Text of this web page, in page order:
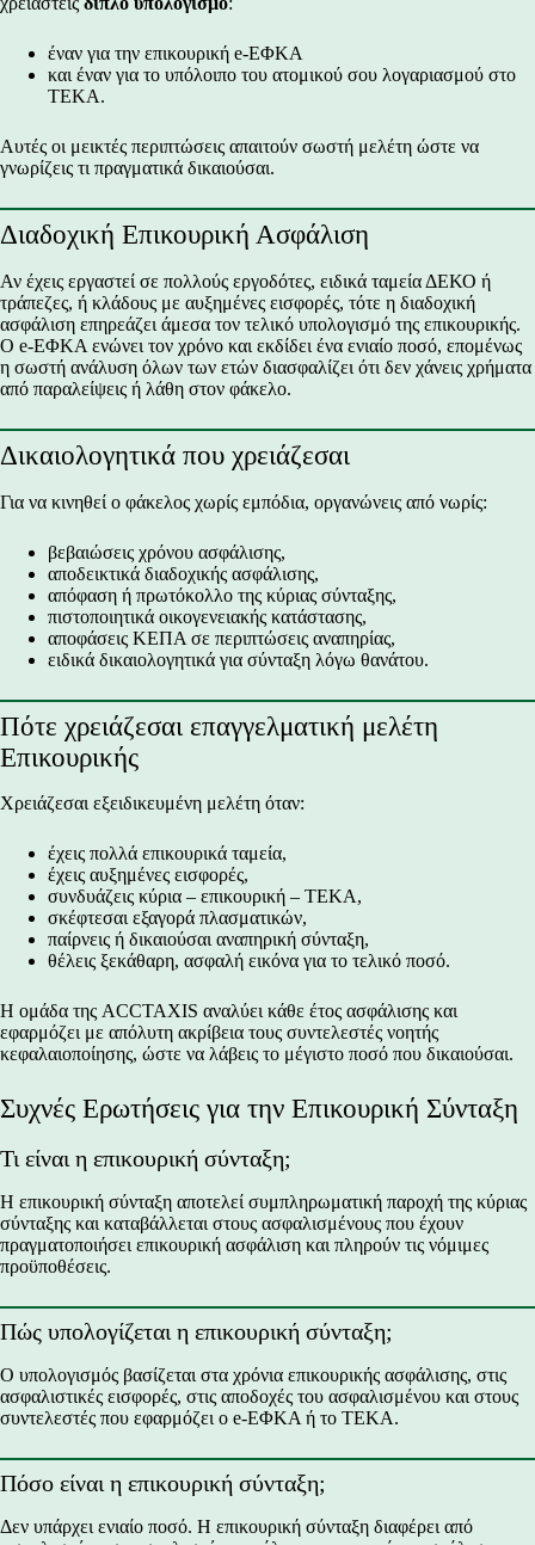
έναν για την επικουρική e-ΕΦΚΑ
και έναν για το υπόλοιπο του ατομικού σου λογαριασμού στο
ΤΕΚΑ.
Αυτές οι μεικτές περιπτώσεις απαιτούν σωστή μελέτη ώστε να
γνωρίζεις τι πραγματικά δικαιούσαι.
Διαδοχική Επικουρική Ασφάλιση
Αν έχεις εργαστεί σε πολλούς εργοδότες, ειδικά ταμεία ΔΕΚΟ ή
τράπεζες, ή κλάδους με αυξημένες εισφορές, τότε η διαδοχική
ασφάλιση επηρεάζει άμεσα τον τελικό υπολογισμό της επικουρικής.
Ο e-ΕΦΚΑ ενώνει τον χρόνο και εκδίδει ένα ενιαίο ποσό, επομένως
η σωστή ανάλυση όλων των ετών διασφαλίζει ότι δεν χάνεις χρήματα
από παραλείψεις ή λάθη στον φάκελο.
Δικαιολογητικά που χρειάζεσαι
Για να κινηθεί ο φάκελος χωρίς εμπόδια, οργανώνεις από νωρίς:
βεβαιώσεις χρόνου ασφάλισης,
αποδεικτικά διαδοχικής ασφάλισης,
απόφαση ή πρωτόκολλο της κύριας σύνταξης,
πιστοποιητικά οικογενειακής κατάστασης,
αποφάσεις ΚΕΠΑ σε περιπτώσεις αναπηρίας,
ειδικά δικαιολογητικά για σύνταξη λόγω θανάτου.
Πότε χρειάζεσαι επαγγελματική μελέτη
Επικουρικής
Χρειάζεσαι εξειδικευμένη μελέτη όταν:
έχεις πολλά επικουρικά ταμεία,
έχεις αυξημένες εισφορές,
συνδυάζεις κύρια – επικουρική – ΤΕΚΑ,
σκέφτεσαι εξαγορά πλασματικών,
παίρνεις ή δικαιούσαι αναπηρική σύνταξη,
θέλεις ξεκάθαρη, ασφαλή εικόνα για το τελικό ποσό.
Η ομάδα της ACCTAXIS αναλύει κάθε έτος ασφάλισης και
εφαρμόζει με απόλυτη ακρίβεια τους συντελεστές νοητής
κεφαλαιοποίησης, ώστε να λάβεις το μέγιστο ποσό που δικαιούσαι.
Συχνές Ερωτήσεις για την Επικουρική Σύνταξη
Τι είναι η επικουρική σύνταξη;
Η επικουρική σύνταξη αποτελεί συμπληρωματική παροχή της κύριας
σύνταξης και καταβάλλεται στους ασφαλισμένους που έχουν
πραγματοποιήσει επικουρική ασφάλιση και πληρούν τις νόμιμες
προϋποθέσεις.
Πώς υπολογίζεται η επικουρική σύνταξη;
Ο υπολογισμός βασίζεται στα χρόνια επικουρικής ασφάλισης, στις
ασφαλιστικές εισφορές, στις αποδοχές του ασφαλισμένου και στους
συντελεστές που εφαρμόζει ο e-ΕΦΚΑ ή το ΤΕΚΑ.
Πόσο είναι η επικουρική σύνταξη;
Δεν υπάρχει ενιαίο ποσό. Η επικουρική σύνταξη διαφέρει από